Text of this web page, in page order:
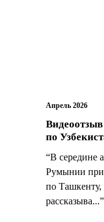
Апрель 2026
по
“В середине
Румынии
по
рассказыва...”